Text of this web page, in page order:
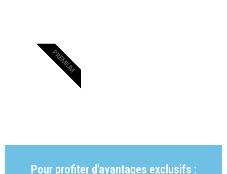
Pour profiter d'avantages exclusifs :
PREMIUM